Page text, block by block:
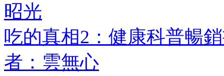
昭光
吃的真相2：健康科普
者：雲無心